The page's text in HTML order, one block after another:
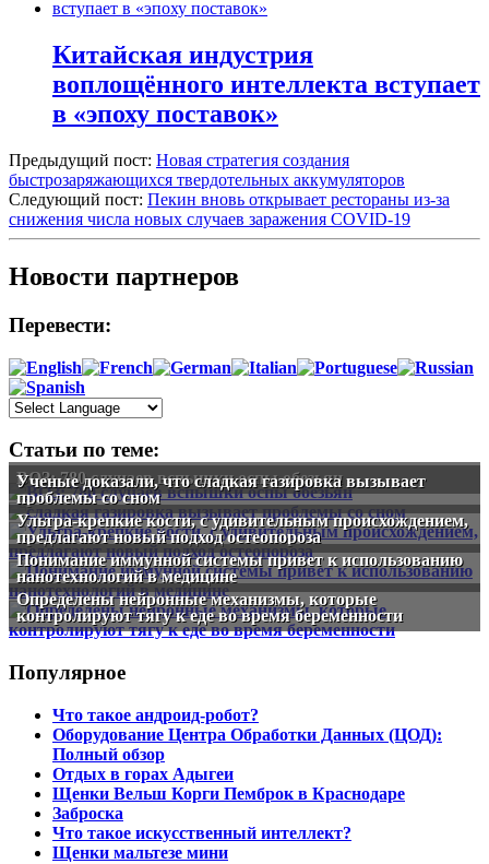
Китайская индустрия
воплощённого интеллекта вступает
в «эпоху поставок»
Предыдущий пост: Новая стратегия создания
быстрозаряжающихся твердотельных аккумуляторов
Следующий пост: Пекин вновь открывает рестораны из-за
снижения числа новых случаев заражения COVID-19
Новости партнеров
Перевести:
Статьи по теме:
ВОЗ: 780 случаев вспышки оспы обезьян
Ученые доказали, что сладкая газировка вызывает
проблемы со сном
Ультра-крепкие кости, с удивительным происхождением,
предлагают новый подход остеопороза
Понимание иммунной системы привет к использованию
нанотехнологий в медицине
Определены нейронные механизмы, которые
контролируют тягу к еде во время беременности
Популярное
Что такое андроид-робот?
Оборудование Центра Обработки Данных (ЦОД):
Полный обзор
Отдых в горах Адыгеи
Щенки Вельш Корги Пемброк в Краснодаре
Заброска
Что такое искусственный интеллект?
Щенки мальтезе мини